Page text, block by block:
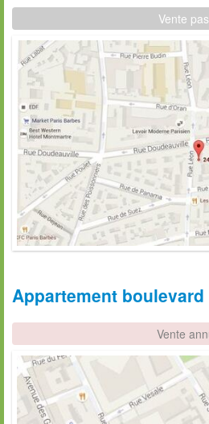
Vente
Appartement
Vente